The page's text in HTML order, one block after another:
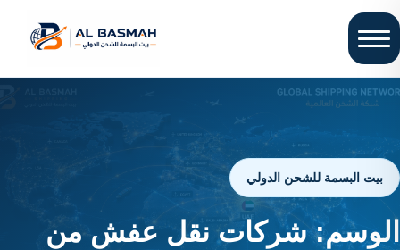
بيت البسمة للشحن الدولي
الوسم:شركات نقل عفش من